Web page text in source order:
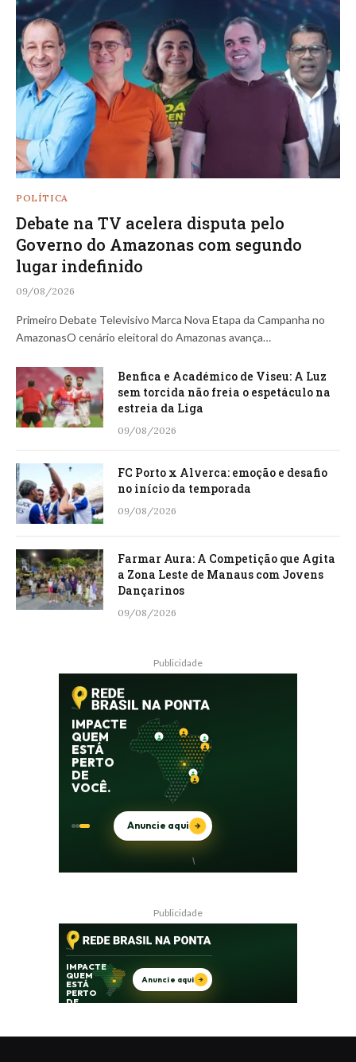
POLÍTICA
Debate na TV acelera disputa pelo
Governo do Amazonas com segundo
lugar indefinido
09/08/2026
Primeiro Debate Televisivo Marca Nova Etapa da Campanha no
AmazonasO cenário eleitoral do Amazonas avança…
Benfica e Académico de Viseu: A Luz
sem torcida não freia o espetáculo na
estreia da Liga
09/08/2026
FC Porto x Alverca: emoção e desafio
no início da temporada
09/08/2026
Farmar Aura: A Competição que Agita
a Zona Leste de Manaus com Jovens
Dançarinos
09/08/2026
Publicidade
Publicidade